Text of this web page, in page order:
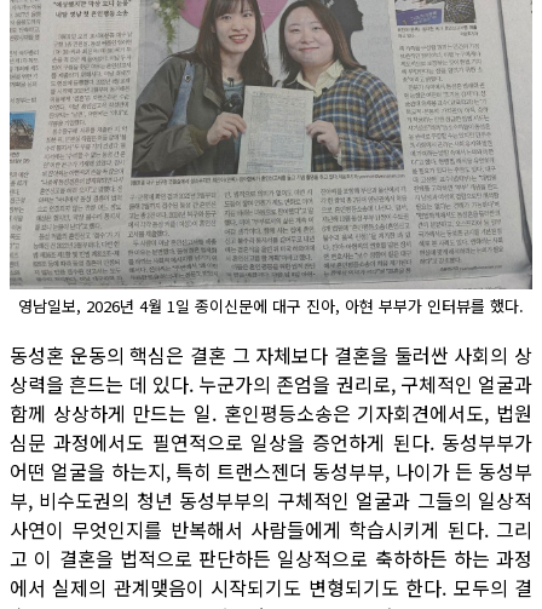
영남일보, 2026년 4월 1일 종이신문에 대구 진아, 아현 부부가 인터뷰를 했다.
동성혼 운동의 핵심은 결혼 그 자체보다 결혼을 둘러싼 사회의 상
상력을 흔드는 데 있다. 누군가의 존엄을 권리로, 구체적인 얼굴과
함께 상상하게 만드는 일. 혼인평등소송은 기자회견에서도, 법원
심문 과정에서도 필연적으로 일상을 증언하게 된다. 동성부부가
어떤 얼굴을 하는지, 특히 트랜스젠더 동성부부, 나이가 든 동성부
부, 비수도권의 청년 동성부부의 구체적인 얼굴과 그들의 일상적
사연이 무엇인지를 반복해서 사람들에게 학습시키게 된다. 그리
고 이 결혼을 법적으로 판단하든 일상적으로 축하하든 하는 과정
에서 실제의 관계맺음이 시작되기도 변형되기도 한다. 모두의 결